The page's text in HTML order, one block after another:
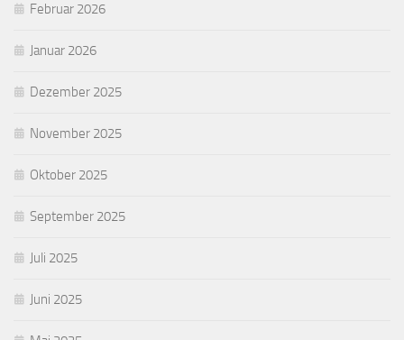
Februar 2026
Januar 2026
Dezember 2025
November 2025
Oktober 2025
September 2025
Juli 2025
Juni 2025